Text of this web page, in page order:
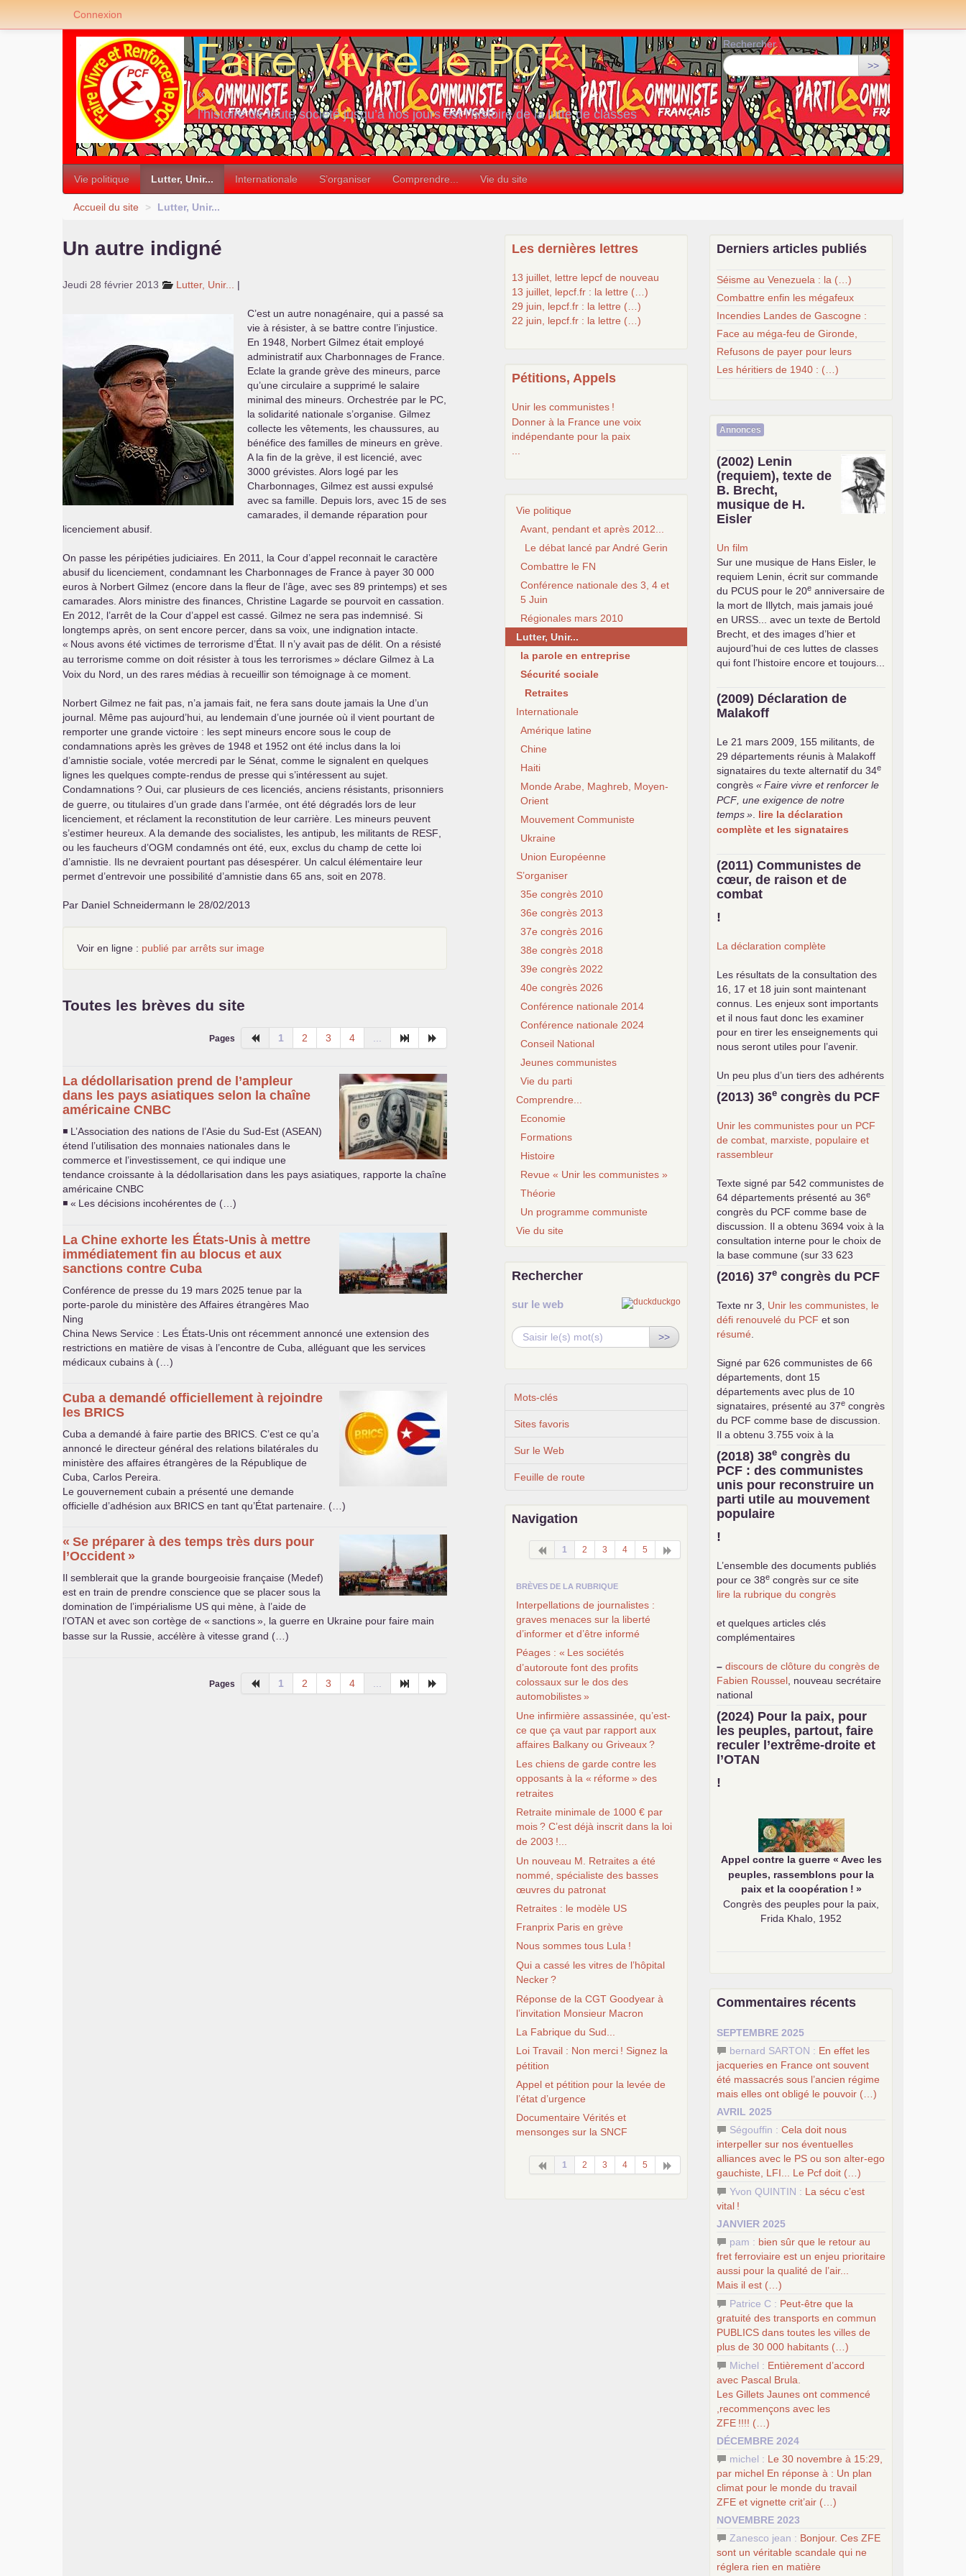
«
l’histoire de toute société jusqu’à nos jours est l’histoire de la lutte de classes
»
Rechercher :
>>
Vie politique Lutter, Unir... Internationale S’organiser Comprendre... Vie du site
Accueil du site > Lutter, Unir...
Un autre indigné
Jeudi 28 février 2013 Lutter, Unir... |
C’est un autre nonagénaire, qui a passé sa
vie à résister, à se battre contre l’injustice.
En 1948, Norbert Gilmez était employé
administratif aux Charbonnages de France.
Eclate la grande grève des mineurs, parce
qu’une circulaire a supprimé le salaire
minimal des mineurs. Orchestrée par le PC
la solidarité nationale s’organise. Gilmez
collecte les vêtements, les chaussures, au
bénéfice des familles de mineurs en grève.
A la fin de la grève, il est licencié, avec
3000 grévistes. Alors logé par les
Charbonnages, Gilmez est aussi expulsé
avec sa famille. Depuis lors, avec 15 de ses
camarades, il demande réparation pour
licenciement abusif.
On passe les péripéties judiciaires. En 2011, la Cour d’appel reconnait le caractère
abusif du licenciement, condamnant les Charbonnages de France à payer 30 000
euros à Norbert Gilmez (encore dans la fleur de l’âge, avec ses 89 printemps) et ses
camarades. Alors ministre des finances, Christine Lagarde se pourvoit en cassation.
En 2012, l’arrêt de la Cour d’appel est cassé. Gilmez ne sera pas indemnisé. Si
longtemps après, on sent encore percer, dans sa voix, une indignation intacte.
« Nous avons été victimes de terrorisme d’État. Il n’y avait pas de délit. On a résisté
au terrorisme comme on doit résister à tous les terrorismes» déclare Gilmez à La
Voix du Nord, un des rares médias à recueillir son témoignage à ce moment.
Norbert Gilmez ne fait pas, n’a jamais fait, ne fera sans doute jamais la Une d’un
journal. Même pas aujourd’hui, au lendemain d’une journée où il vient pourtant de
remporter une grande victoire : les sept mineurs encore sous le coup de
condamnations après les grèves de 1948 et 1952 ont été inclus dans la loi
d’amnistie sociale, votée mercredi par le Sénat, comme le signalent en quelques
lignes les quelques compte-rendus de presse qui s’intéressent au sujet.
Condamnations? Oui, car plusieurs de ces licenciés, anciens résistants, prisonniers
de guerre, ou titulaires d’un grade dans l’armée, ont été dégradés lors de leur
licenciement, et réclament la reconstitution de leur carrière. Les mineurs peuvent
s’estimer heureux. A la demande des socialistes, les antipub, les militants de RESF
ou les faucheurs d’OGM condamnés ont été, eux, exclus du champ de cette loi
d’amnistie. Ils ne devraient pourtant pas désespérer. Un calcul élémentaire leur
permet d’entrevoir une possibilité d’amnistie dans 65 ans, soit en 2078.
Par Daniel Schneidermann le 28/02/2013
Voir en ligne : publié par arrêts sur image
Toutes les brèves du site
Pages 1 2 3 4
La dédollarisation prend de l’ampleur
dans les pays asiatiques selon la chaîne
américaine CNBC
◾ L’Association des nations de l’Asie du Sud-Est (ASEAN)
étend l’utilisation des monnaies nationales dans le
commerce et l’investissement, ce qui indique une
tendance croissante à la dédollarisation dans les pays asiatiques, rapporte la chaîne
américaine CNBC
◾ « Les décisions incohérentes de (…)
La Chine exhorte les États-Unis à mettre
immédiatement fin au blocus et aux
sanctions contre Cuba
Conférence de presse du 19 mars 2025 tenue par la
porte-parole du ministère des Affaires étrangères Mao
Ning
China News Service : Les États-Unis ont récemment annoncé une extension des
restrictions en matière de visas à l’encontre de Cuba, alléguant que les services
médicaux cubains à (…)
Cuba a demandé officiellement à rejoindre
les BRICS
Cuba a demandé à faire partie des BRICS . C’est ce qu’a
annoncé le directeur général des relations bilatérales du
ministère des affaires étrangères de la République de
Cuba, Carlos Pereira.
Le gouvernement cubain a présenté une demande
officielle d’adhésion aux BRICS en tant qu’État partenaire. (…)
« Se préparer à des temps très durs pour
l’Occident »
Il semblerait que la grande bourgeoisie française (Medef)
est en train de prendre conscience que se placer sous la
domination de l’impérialisme US qui mène, à l’aide de
l’OTAN et avec son cortège de « sanctions», la guerre en Ukraine pour faire main
basse sur la Russie, accélère à vitesse grand (…)
Pages 1 2 3 4
Les dernières lettres
13 juillet, lettre lepcf de nouveau
13 juillet, lepcf.fr : la lettre (…)
29 juin, lepcf.fr : la lettre (…)
22 juin, lepcf.fr : la lettre (…)
Pétitions, Appels
Unir les communistes !
Donner à la France une voix
indépendante pour la paix
Vie politique
Avant, pendant et après 2012...
Le débat lancé par André Gerin
Combattre le FN
Conférence nationale des 3, 4 et
5 Juin
Régionales mars 2010
Lutter, Unir...
la parole en entreprise
Sécurité sociale
Retraites
Internationale
Amérique latine
Chine
Haiti
Monde Arabe, Maghreb, Moyen-
Orient
Mouvement Communiste
Ukraine
Union Européenne
S’organiser
35e congrès 2010
36e congrès 2013
37e congrès 2016
38e congrès 2018
39e congrès 2022
40e congrès 2026
Conférence nationale 2014
Conférence nationale 2024
Conseil National
Jeunes communistes
Vie du parti
Comprendre...
Economie
Formations
Histoire
Revue « Unir les communistes »
Théorie
Un programme communiste
Vie du site
Rechercher
sur le web
>>
Mots-clés
Sites favoris
Sur le Web
Feuille de route
Navigation
1 2 3 4 5
BRÈVES DE LA RUBRIQUE
Interpellations de journalistes :
graves menaces sur la liberté
d’informer et d’être informé
Péages : « Les sociétés
d’autoroute font des profits
colossaux sur le dos des
automobilistes»
Une infirmière assassinée, qu’est-
ce que ça vaut par rapport aux
affaires Balkany ou Griveaux?
Les chiens de garde contre les
opposants à la « réforme » des
retraites
Retraite minimale de 1000 € par
mois? C’est déjà inscrit dans la loi
de 2003 !...
Un nouveau M. Retraites a été
nommé, spécialiste des basses
œuvres du patronat
Retraites : le modèle US
Franprix Paris en grève
Nous sommes tous Lula !
Qui a cassé les vitres de l’hôpital
Necker?
Réponse de la CGT Goodyear à
l’invitation Monsieur Macron
La Fabrique du Sud...
Loi Travail : Non merci ! Signez la
pétition
Appel et pétition pour la levée de
l’état d’urgence
Documentaire Vérités et
mensonges sur la SNCF
1 2 3 4 5
Derniers articles publiés
Séisme au Venezuela : la (…)
Combattre enfin les mégafeux
Incendies Landes de Gascogne :
Face au méga-feu de Gironde,
Refusons de payer pour leurs
Les héritiers de 1940 : (…)
Annonces
(2002) Lenin
(requiem), texte de
B. Brecht,
musique de H.
Eisler
Un film
Sur une musique de Hans Eisler, le
requiem Lenin, écrit sur commande
du PCUS pour le 20e anniversaire de
la mort de Illytch, mais jamais joué
en URSS ... avec un texte de Bertold
Brecht, et des images d’hier et
aujourd’hui de ces luttes de classes
qui font l’histoire encore et toujours...
(2009) Déclaration de
Malakoff
Le 21 mars 2009, 155 militants, de
29 départements réunis à Malakoff
signataires du texte alternatif du 34e
congrès «Faire vivre et renforcer le
PCF , une exigence de notre
temps» lire la déclaration
complète et les signataires
(2011) Communistes de
cœur, de raison et de
combat
!
La déclaration complète
Les résultats de la consultation des
16, 17 et 18 juin sont maintenant
connus. Les enjeux sont importants
et il nous faut donc les examiner
pour en tirer les enseignements qui
nous seront utiles pour l’avenir.
Un peu plus d’un tiers des adhérents
a participé à cette consultation, soit
une participation en hausse par
un contexte de baisse des cotisants.
... lire la suite
(2013) 36e congrès du PCF
Unir les communistes pour un PCF
de combat, marxiste, populaire et
rassembleur
Texte signé par 542 communistes de
64 départements présenté au 36e
congrès du PCF comme base de
discussion. Il a obtenu 3694 voix à la
consultation interne pour le choix de
la base commune (sur 33 623
exprimés) .
(2016) 37e congrès du PCF
Texte nr 3, Unir les communistes, le
défi renouvelé du PCF et son
résumé
Signé par 626 communistes de 66
départements, dont 15
départements avec plus de 10
signataires, présenté au 37e congrès
du PCF comme base de discussion.
Il a obtenu 3.755 voix à la
consultation interne pour le choix de
la base commune (sur 24.376
exprimés).
(2018) 38e congrès du
PCF : des communistes
unis pour reconstruire un
parti utile au mouvement
populaire
!
L’ensemble des documents publiés
pour ce 38e congrès sur ce site
lire la rubrique du congrès
et quelques articles clés
complémentaires
– discours de clôture du congrès de
Fabien Roussel , nouveau secrétaire
national
–
analyse de classe du
mouvement des gilets jaunespar
Philippe Cordat
– un texte de Jean-Claude Delaunay
le marxisme est la science sociale de
notre temps
demandezle numéro 10 de la
revue Unir les Communistes
cinq chantiers pour contribuer
au débat sur le projet communiste
(2024) Pour la paix, pour
les peuples, partout, faire
reculer l’extrême-droite et
l’OTAN
!
Appel contre la guerre « Avec les
peuples, rassemblons pour la
paix et la coopération ! »
Congrès des peuples pour la paix,
Frida Khalo, 1952
–contribution de jeunes
chantiers pour affirmer l’ambition
révolutionnaire duPCF
–un texte de Jean-Claude Delaunay
le marxisme est la science sociale de
notre temps
–lescinq chantiers pour contribuer
au débat sur le projet communiste
Commentaires récents
SEPTEMBRE 2025
bernard SARTON : En effet les
jacqueries en France ont souvent
été massacrés sous l’ancien régime
mais elles ont obligé le pouvoir (…)
AVRIL 2025
Ségouffin : Cela doit nous
interpeller sur nos éventuelles
alliances avec le PS ou son alter-ego
gauchiste, LFI ... Le Pcf doit (…)
Yvon QUINTIN : La sécu c’est
vital !
JANVIER 2025
pam : bien sûr que le retour au
fret ferroviaire est un enjeu prioritaire
aussi pour la qualité de l’air...
Mais il est (…)
Patrice C : Peut-être que la
gratuité des transports en commun
PUBLICS dans toutes les villes de
plus de 30 000 habitants (…)
Michel : Entièrement d’accord
avec Pascal Brula.
Les Gillets Jaunes ont commencé
,recommençons avec les
ZFE !!!! (…)
DÉCEMBRE 2024
michel : Le 30 novembre à 15:29,
par michel En réponse à : Un plan
climat pour le monde du travail
ZFE et vignette crit’air (…)
NOVEMBRE 2023
Zanesco jean : Bonjour. Ces ZFE
sont un véritable scandale qui ne
réglera rien en matière
Connexion